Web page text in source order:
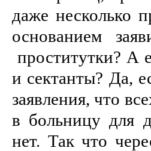
даже несколько
основанием
проститутки? А
и сектанты? Да,
заявления, что
в больницу для
нет. Так что